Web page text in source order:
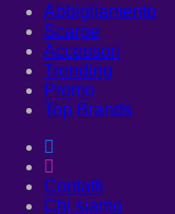
Abbigliamento
Scarpe
Accessori
Trending
Promo
Top Brands
Contatti
Chi siamo